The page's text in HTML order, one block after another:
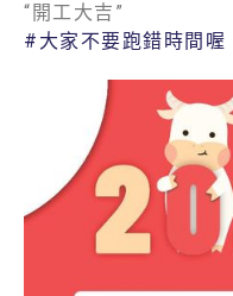
“開工大吉”
#大家不要跑錯時間喔